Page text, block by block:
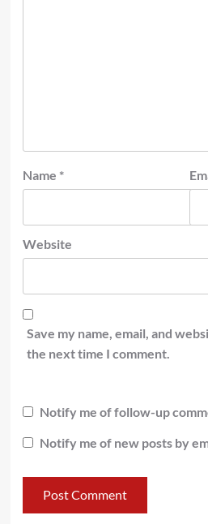
Name *
Website
Save my name, email, and
the next time I comment.
Notify me of follow-up
Notify me of new posts by